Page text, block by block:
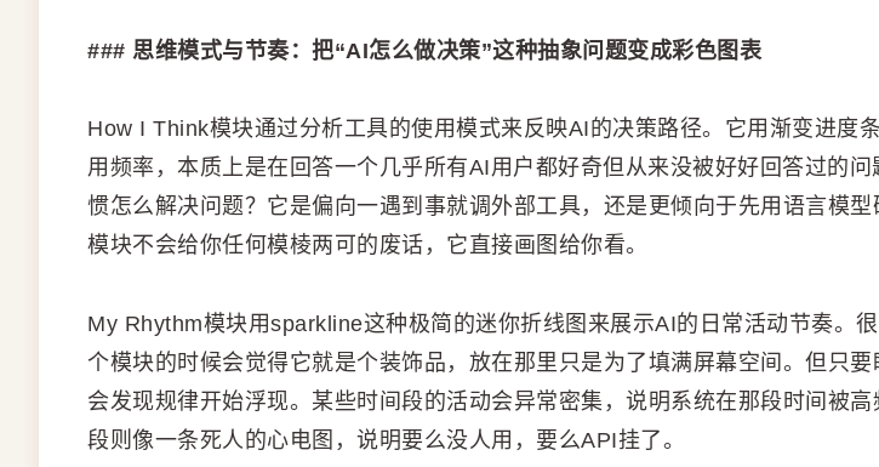
### 思维模式与节奏：把“AI怎么做决策”这种抽象问题变成彩色图表
How I Think模块通过分析工具的使用模式来反映AI的决策路径。它用渐变进度
用频率，本质上是在回答一个几乎所有AI用户都好奇但从来没被好好回答过的问
惯怎么解决问题？它是偏向一遇到事就调外部工具，还是更倾向于先用语言模
模块不会给你任何模棱两可的废话，它直接画图给你看。
My Rhythm模块用sparkline这种极简的迷你折线图来展示AI的日常活动节奏。
个模块的时候会觉得它就是个装饰品，放在那里只是为了填满屏幕空间。但只
会发现规律开始浮现。某些时间段的活动会异常密集，说明系统在那段时间被高
段则像一条死人的心电图，说明要么没人用，要么API挂了。